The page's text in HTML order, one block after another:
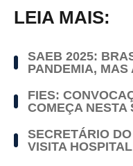
LEIA MAIS:
SAEB 2025:
PANDEMIA,
FIES:
COMEÇA NESTA
SECRETÁRIO
VISITA